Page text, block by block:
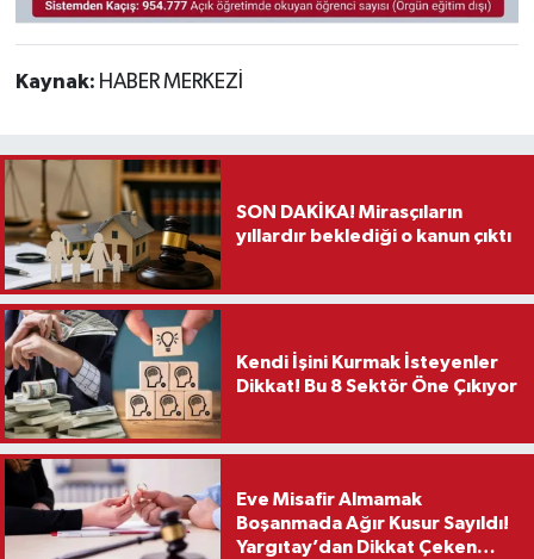
Kaynak: HABER MERKEZİ
SON DAKİKA! Mirasçıların
yıllardır beklediği o kanun çıktı
Kendi İşini Kurmak İsteyenler
Dikkat! Bu 8 Sektör Öne Çıkıyor
Eve Misafir Almamak
Boşanmada Ağır Kusur Sayıldı!
Yargıtay’dan Dikkat Çeken